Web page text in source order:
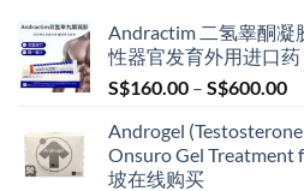
Andractim 二氢睾酮凝
性器官发育外用进口
S$160.00 – S$600.00
Androgel
Onsuro Gel Treatment
坡在线购买